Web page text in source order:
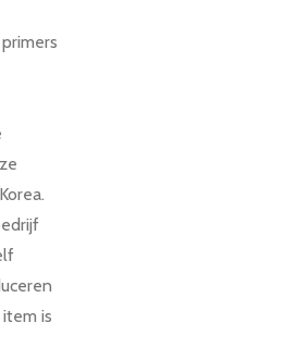
is